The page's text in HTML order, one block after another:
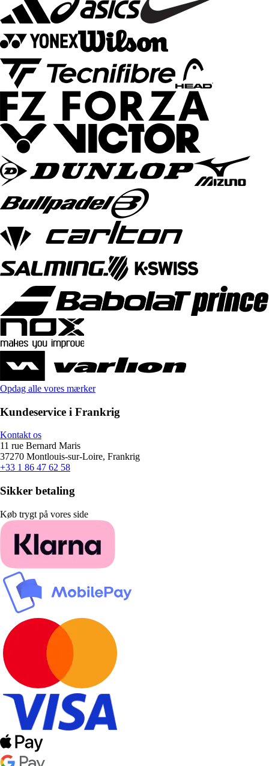
Opdag alle vores mærker
Kundeservice i Frankrig
Kontakt os
11 rue Bernard Maris
37270 Montlouis-sur-Loire, Frankrig
+33 1 86 47 62 58
Sikker betaling
Køb trygt på vores side